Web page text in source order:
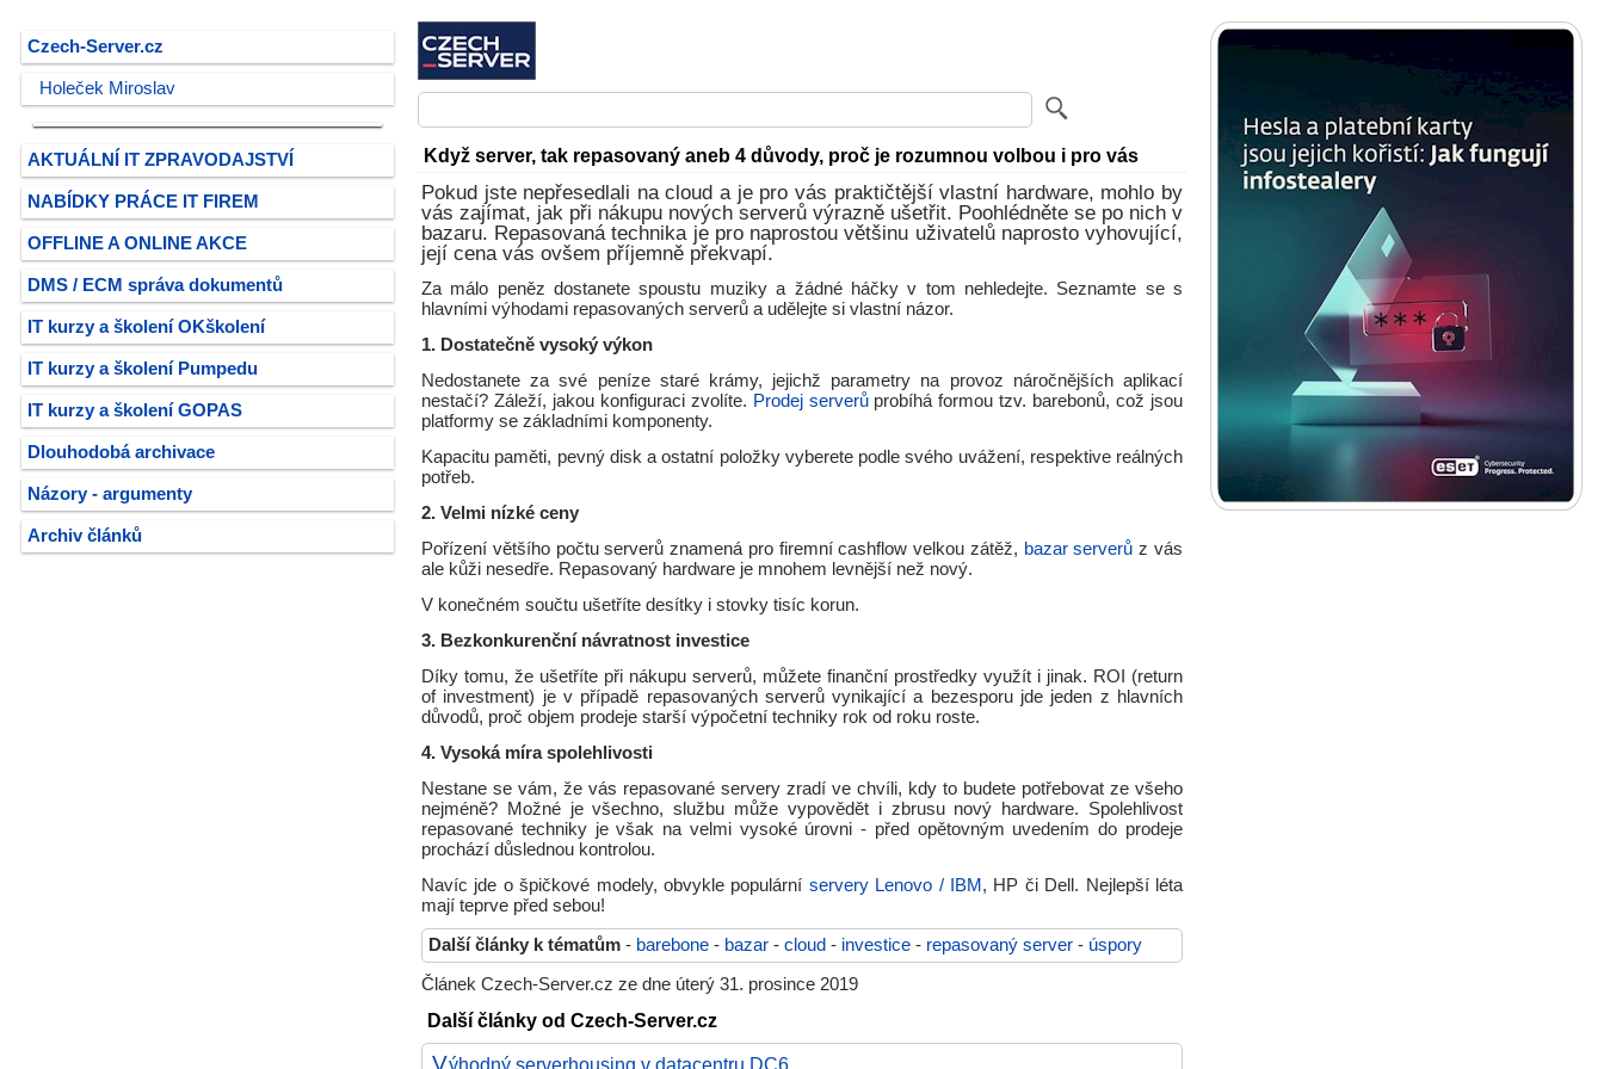
Czech-Server.cz
Holeček Miroslav
AKTUÁLNÍ IT ZPRAVODAJSTVÍ
NABÍDKY PRÁCE IT FIREM
OFFLINE A ONLINE AKCE
DMS / ECM správa dokumentů
IT kurzy a školení OKškolení
IT kurzy a školení Pumpedu
IT kurzy a školení GOPAS
Dlouhodobá archivace
Názory - argumenty
Archiv článků
Když server, tak repasovaný aneb 4 důvody, proč je rozumnou volbou i pro vás
Pokud jste nepřesedlali na cloud a je pro vás praktičtější vlastní hardware, mohlo by
vás zajímat, jak při nákupu nových serverů výrazně ušetřit. Poohlédněte se po nich v
bazaru. Repasovaná technika je pro naprostou většinu uživatelů naprosto vyhovující,
její cena vás ovšem příjemně překvapí.
Za málo peněz dostanete spoustu muziky a žádné háčky v tom nehledejte. Seznamte se s
hlavními výhodami repasovaných serverů a udělejte si vlastní názor.
1. Dostatečně vysoký výkon
Nedostanete za své peníze staré krámy, jejichž parametry na provoz náročnějších aplikací
nestačí? Záleží, jakou konfiguraci zvolíte. Prodej serverůprobíhá formou tzv. barebonů, což jsou
platformy se základními komponenty.
Kapacitu paměti, pevný disk a ostatní položky vyberete podle svého uvážení, respektive reálných
potřeb.
2. Velmi nízké ceny
Pořízení většího počtu serverů znamená pro firemní cashflow velkou zátěž, bazar serverů z vás
ale kůži nesedře. Repasovaný hardware je mnohem levnější než nový.
V konečném součtu ušetříte desítky i stovky tisíc korun.
3. Bezkonkurenční návratnost investice
Díky tomu, že ušetříte při nákupu serverů, můžete finanční prostředky využít i jinak. ROI (return
of investment) je v případě repasovaných serverů vynikající a bezesporu jde jeden z hlavních
důvodů, proč objem prodeje starší výpočetní techniky rok od roku roste.
4. Vysoká míra spolehlivosti
Nestane se vám, že vás repasované servery zradí ve chvíli, kdy to budete potřebovat ze všeho
nejméně? Možné je všechno, službu může vypovědět i zbrusu nový hardware. Spolehlivost
repasované techniky je však na velmi vysoké úrovni - před opětovným uvedením do prodeje
prochází důslednou kontrolou.
Navíc jde o špičkové modely, obvykle populární servery Lenovo / IBM , HP či Dell. Nejlepší léta
mají teprve před sebou!
Další články k tématům - barebone - bazar - cloud - investice - repasovaný server - úspory
Článek Czech-Server.cz ze dne úterý 31. prosince 2019
Další články od Czech-Server.cz
Výhodný serverhousing v datacentru DC6